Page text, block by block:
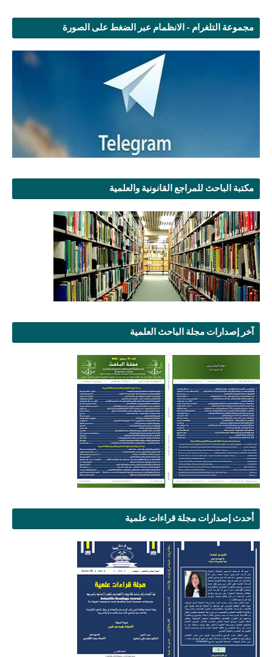
مجموعة التلغرام - الانظمام عبر الضغط على الصورة
مكتبة الباحث للمراجع القانونية والعلمية
آخر إصدارات مجلة الباحث العلمية
أحدث إصدارات مجلة قراءات علمية